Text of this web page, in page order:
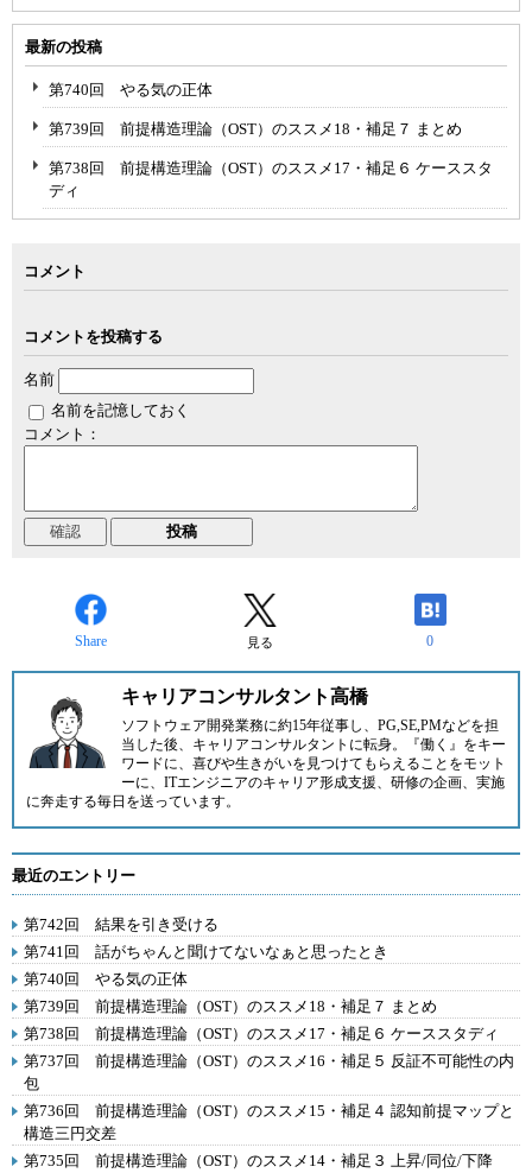
最新の投稿
第740回 やる気の正体
第739回 前提構造理論（OST）のススメ18・補足７ まとめ
第738回 前提構造理論（OST）のススメ17・補足６ ケーススタ
ディ
コメント
コメントを投稿する
名前
名前を記憶しておく
コメント：
Share 見る 0
キャリアコンサルタント高橋
ソフトウェア開発業務に約15年従事し、PG,SE,PMなどを担
当した後、キャリアコンサルタントに転身。『働く』をキー
ワードに、喜びや生きがいを見つけてもらえることをモット
ーに、ITエンジニアのキャリア形成支援、研修の企画、実施
に奔走する毎日を送っています。
最近のエントリー
第742回 結果を引き受ける
第741回 話がちゃんと聞けてないなぁと思ったとき
第740回 やる気の正体
第739回 前提構造理論（OST）のススメ18・補足７ まとめ
第738回 前提構造理論（OST）のススメ17・補足６ ケーススタディ
第737回 前提構造理論（OST）のススメ16・補足５ 反証不可能性の内
包
第736回 前提構造理論（OST）のススメ15・補足４ 認知前提マップと
構造三円交差
第735回 前提構造理論（OST）のススメ14・補足３ 上昇/同位/下降